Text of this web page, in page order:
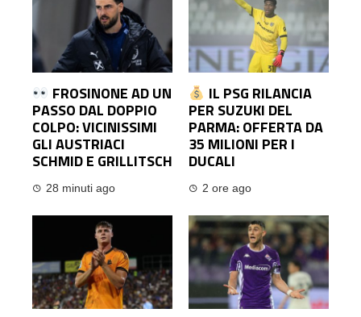
FROSINONE AD UN
PASSO DAL DOPPIO
COLPO: VICINISSIMI
GLI AUSTRIACI
SCHMID E GRILLITSCH
28 minuti ago
IL PSG RILANCIA
PER SUZUKI DEL
PARMA: OFFERTA DA
35 MILIONI PER I
DUCALI
2 ore ago